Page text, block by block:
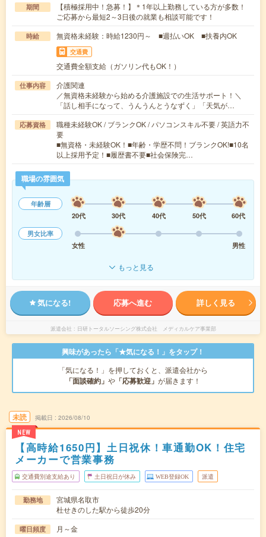
期間
【積極採用中！急募！】＊1年以上勤務している方が多数！
ご応募から最短2～3日後の就業も相談可能です！
時給 無資格未経験：時給1230円～ ■週払いOK ■扶養内OK
交通費
交通費全額支給（ガソリン代もOK！）
仕事内容
介護関連
／無資格未経験から始める介護施設での生活サポート！＼
「話し相手になって、うんうんとうなずく」「天気が…
応募資格
職種未経験OK / ブランクOK / パソコンスキル不要 / 英語力不
要
■無資格・未経験OK！■年齢・学歴不問！ブランクOK!■10名
以上採用予定！■履歴書不要■社会保険完…
職場の雰囲気
年齢層
20代
30代 40代 50代
60代
男女比率
女性
男性
もっと見る
気になる! 応募へ進む 詳しく見る
派遣会社 日研トータルソーシング株式会社 メディカルケア事業部
興味があったら「★気になる！」をタップ！
「気になる！」を押しておくと、派遣会社から
「面談確約」 や 「応募歓迎」 が届きます！
未読
NEW
掲載日 2026/08/10
【高時給1650円】土日祝休！車通勤OK！住宅
メーカーで営業事務
交通費別途支給あり 土日祝日が休み WEB登録OK 派遣
勤務地
宮城県名取市
杜せきのした駅から徒歩20分
曜日頻度 月～金